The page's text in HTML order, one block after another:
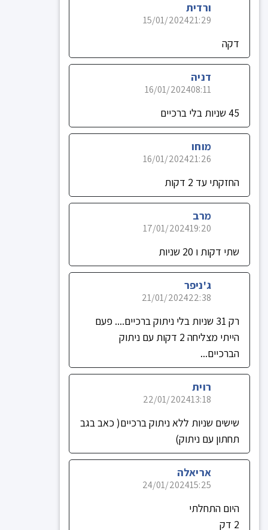
ורדית
21:29
15/01/2024
דקה
דניה
08:11
16/01/2024
45 שניות בלי ברכיים
מוחו
21:26
16/01/2024
החזקתי עד 2 דקות
מרב
19:20
17/01/2024
שתי דקות ו 20 שניות
ג'ניפר
22:38
21/01/2024
רק 31 שניות בלי ניתוק ברכיים.... פעם
הייתי מצליחה 2 דקות עם ניתוק
הברכיים...
רוית
13:18
22/01/2024
שישים שניות ללא ניתוק ברכיים( כאב בגב
תחתון עם ניתוק)
אריאלה
15:25
24/01/2024
היום התחלתי
2 דק